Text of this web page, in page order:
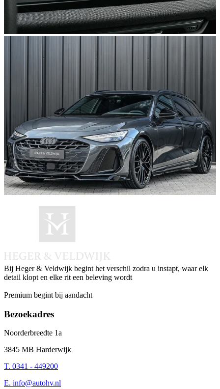
Bij Heger & Veldwijk begint het verschil zodra u instapt, waar elk
detail klopt en elke rit een beleving wordt
Premium begint bij aandacht
Bezoekadres
Noorderbreedte 1a
3845 MB Harderwijk
T. 0341 - 449200
E. info@autohv.nl